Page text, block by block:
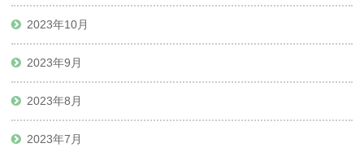
2023年10月
2023年9月
2023年8月
2023年7月